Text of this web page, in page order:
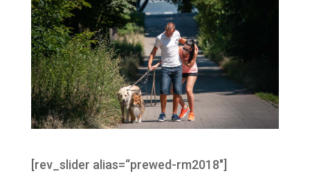
[rev_slider alias=“prewed-rm2018″]